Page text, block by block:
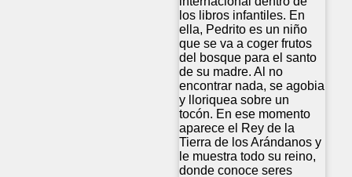
los libros infantiles. En
ella, Pedrito es un niño
que se va a coger frutos
del bosque para el santo
de su madre. Al no
encontrar nada, se agobia
y lloriquea sobre un
tocón. En ese momento
aparece el Rey de la
Tierra de los Arándanos y
le muestra todo su reino,
donde conoce seres